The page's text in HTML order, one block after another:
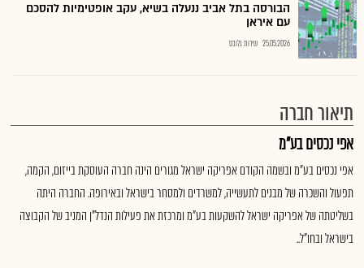
הבורסה בתל אביב ננעלה בשיא, עקב אופטימיות להסכם
עם איראן
25.05.2026 שירות גלובס
תיאור חברה
אפי נכסים בע"מ
אפי נכסים בע"מ ובשמה הקודם אפריקה ישראל מגורים הינה חברה העוסקת בייזום, הקמה,
תפעול והשכרה של מבנים לתעשייה, למשרדים ולמסחר בישראל ובאירופה. החברה היתה
בשליטתה של אפריקה ישראל להשקעות בע"מ ומרכזת את פעילות הנדל"ן המניב של הקבוצה
בישראל ובחו"ל..